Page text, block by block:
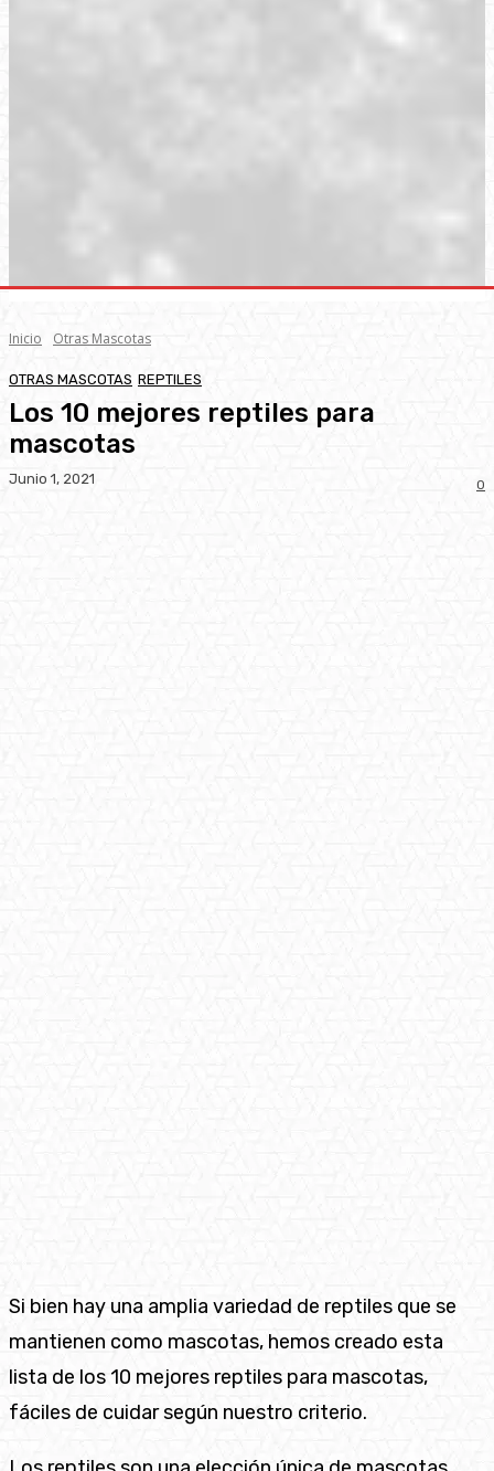
Inicio Otras Mascotas
OTRAS MASCOTAS REPTILES
Los 10 mejores reptiles para
mascotas
Junio 1, 2021 0
Si bien hay una amplia variedad de reptiles que se
mantienen como mascotas, hemos creado esta
lista de los 10 mejores reptiles para mascotas,
fáciles de cuidar según nuestro criterio.